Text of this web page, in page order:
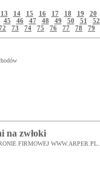
13 14 15 16 17 18 19 20
45 46 47 48 49 50 51 52
73 74 75 76 77 78 79
na zwłoki
FIRMOWEJ WWW.ARPER.PL...